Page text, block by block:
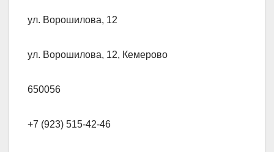
ул. Ворошилова, 12
ул. Ворошилова, 12, Кемерово
650056
+7 (923) 515-42-46